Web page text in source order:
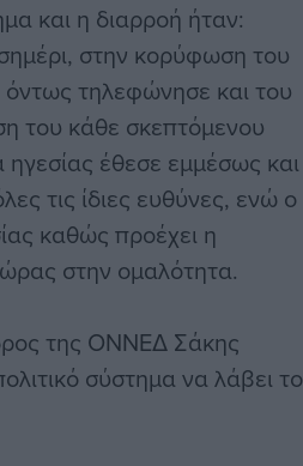
και η διαρροή ήταν:
στην κορύφωση του
τηλεφώνησε και του
του κάθε σκεπτόμενου
έθεσε εμμέσως και
τις ίδιες ευθύνες, ενώ ο
καθώς προέχει η
στην ομαλότητα.
της ΟΝΝΕΔ Σάκης
σύστημα να λάβει το